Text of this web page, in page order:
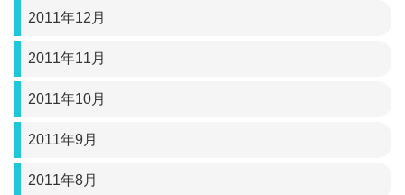
2011年12月
2011年11月
2011年10月
2011年9月
2011年8月